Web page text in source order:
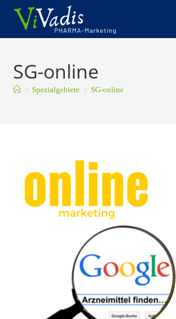
Zum
springen
SG-online
> Spezialgebiete > SG-online